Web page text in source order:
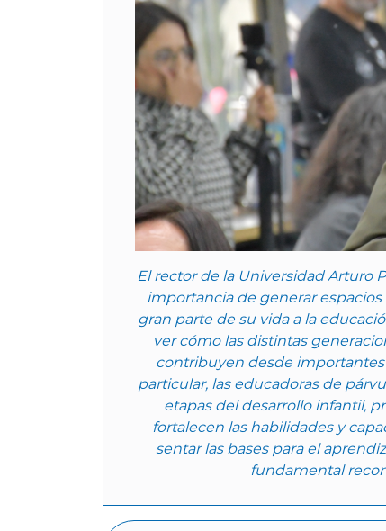
El rector de la Universidad Arturo
importancia de generar
gran parte de su vida a la
ver cómo las distintas
contribuyen desde
particular, las educadoras de
etapas del desarrollo infantil,
fortalecen las habilidades y
sentar las bases para el
fundamental